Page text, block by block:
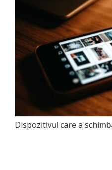
Dispozitivul care a